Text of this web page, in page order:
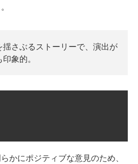
揺さぶるストーリーで、演出が
象的。
かにポジティブな意見のため、